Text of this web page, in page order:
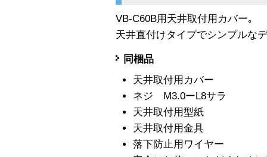
VB-C60B用天井取付用カバー｡
天井直付けタイプでシンプルな
同梱品
天井取付用カバー
ネジ M3.0ーL8サラ
天井取付用型紙
天井取付用金具
落下防止用ワイヤー